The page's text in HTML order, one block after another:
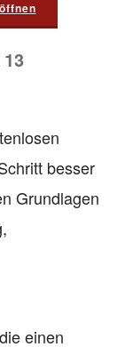
besser
Grundlagen
einen